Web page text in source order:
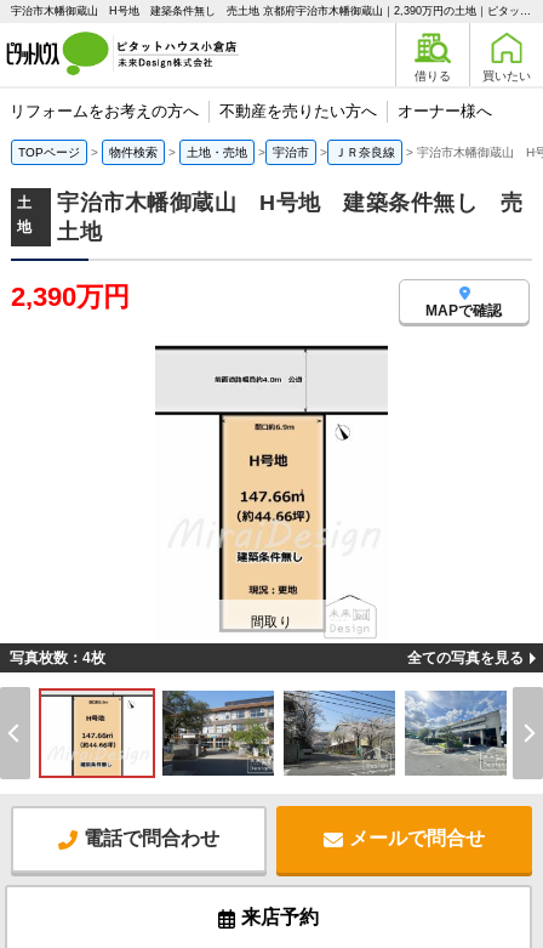
宇治市木幡御蔵山 H号地 建築条件無し 売土地 京都府宇治市木幡御蔵山｜2,390万円の土地｜ピタットハウス小倉店 未来Design株式会社
借りる 買いたい
リフォームをお考えの方へ 不動産を売りたい方へ オーナー様へ
TOPページ 物件検索 土地・売地 宇治市 ＪＲ奈良線 宇治市木幡御蔵山 H
土
地
宇治市木幡御蔵山 H号地 建築条件無し 売
土地
2,390万円 MAPで確認
間取り
写真枚数：4枚 全ての写真を見る
電話で問合わせ メールで問合せ
来店予約